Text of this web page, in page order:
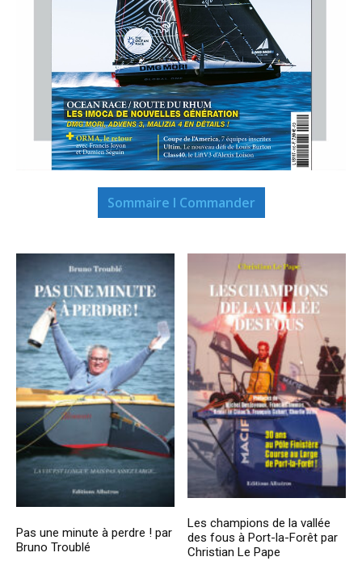
Sommaire I Commander
Pas une minute à perdre ! par
Bruno Troublé
Les champions de la vallée
des fous à Port-la-Forêt par
Christian Le Pape